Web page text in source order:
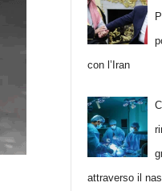
con l’Iran
attraverso il